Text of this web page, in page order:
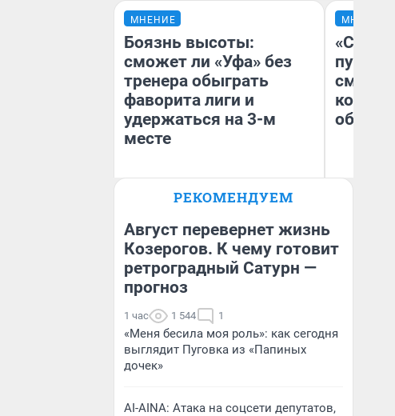
МНЕНИЕ
Боязнь высоты:
сможет ли «Уфа» без
тренера обыграть
фаворита лиги и
удержаться на 3-м
месте
Антон Селиверстов
МНЕНИЕ
РЕКОМЕНДУЕМ
Август перевернет жизнь
Козерогов. К чему готовит
ретроградный Сатурн —
прогноз
1 час 1 544 1
«Меня бесила моя роль»: как сегодня
выглядит Пуговка из «Папиных
дочек»
AI-AINA: Атака на соцсети депутатов,